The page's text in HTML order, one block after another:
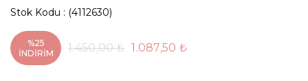
Stok Kodu (4112630)
%25
İNDIRIM
1.450,00 ₺ 1.087,50 ₺